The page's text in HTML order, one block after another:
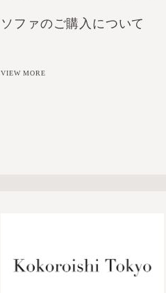
ソファのご購入について
VIEW MORE